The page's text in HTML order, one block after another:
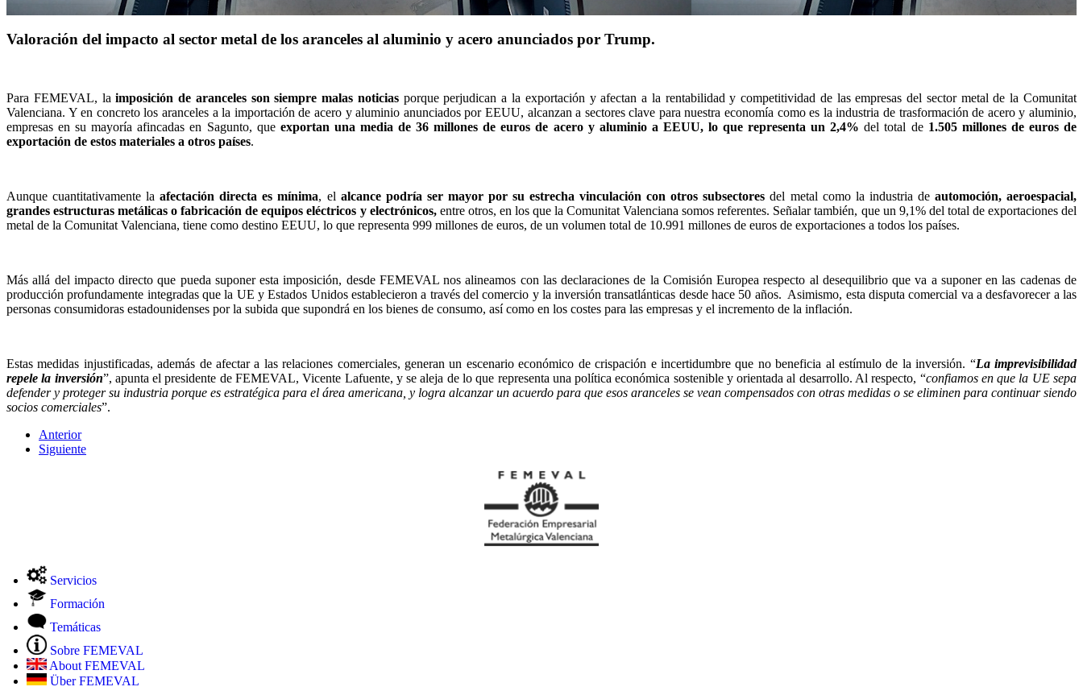
Valoración del impacto al sector metal de los aranceles al aluminio y acero anunciados por Trump.
Para FEMEVAL, laimposición de aranceles son siempre malas noticias porque perjudican a la exportación y afectan a la rentabilidad y competitividad de las empresas del sector metal de la Comunitat
Valenciana. Y en concreto los aranceles a la importación de acero y aluminio anunciados por EEUU, alcanzan a sectores clave para nuestra economía como es la industria de trasformación de acero y aluminio,
empresas en su mayoría afincadas en Sagunto, que exportan una media de 36 millones de euros de acero y aluminio a EEUU, lo que representa un 2,4% del total de 1.505 millones de euros de
exportación de estos materiales a otros países.
Aunque cuantitativamente laafectación directa es mínima, el alcance podría ser mayor por su estrecha vinculación con otros subsectores del metal como la industria de automoción, aeroespacial,
grandes estructuras metálicas o fabricación de equipos eléctricos y electrónicos, entre otros, en los que la Comunitat Valenciana somos referentes. Señalar también, que un 9,1% del total de exportaciones del
metal de la Comunitat Valenciana, tiene como destino EEUU, lo que representa 999 millones de euros, de un volumen total de 10.991 millones de euros de exportaciones a todos los países.
Más allá del impacto directo que pueda suponer esta imposición, desde FEMEVAL nos alineamos con las declaraciones de la Comisión Europea respecto al desequilibrio que va a suponer en las cadenas de
producción profundamente integradas que la UE y Estados Unidos establecieron a través del comercio y la inversión transatlánticas desde hace 50 años. Asimismo, esta disputa comercial va a desfavorecer a las
personas consumidoras estadounidenses por la subida que supondrá en los bienes de consumo, así como en los costes para las empresas y el incremento de la inflación.
Estas medidas injustificadas, además de afectar a las relaciones comerciales, generan un escenario económico de crispación e incertidumbre que no beneficia al estímulo de la inversión. “La imprevisibilidad
repele la inversión”, apunta el presidente de FEMEVAL, Vicente Lafuente, y se aleja de lo que representa una política económica sostenible y orientada al desarrollo. Al respecto, “confiamos en que la UE sepa
defender y proteger su industria porque es estratégica para el área americana, y logra alcanzar un acuerdo para que esos aranceles se vean compensados con otras medidas o se eliminen para continuar siendo
socios comerciales”.
Anterior
Siguiente
Servicios
Formación
Temáticas
Sobre FEMEVAL
About FEMEVAL
Über FEMEVAL